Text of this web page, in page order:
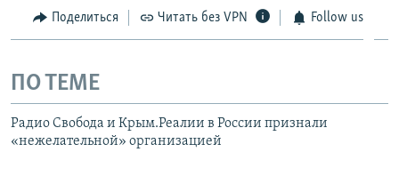
Поделиться Читать без VPN Follow us
ПО ТЕМЕ
Радио Свобода и Крым.Реалии в России признали
«нежелательной» организацией